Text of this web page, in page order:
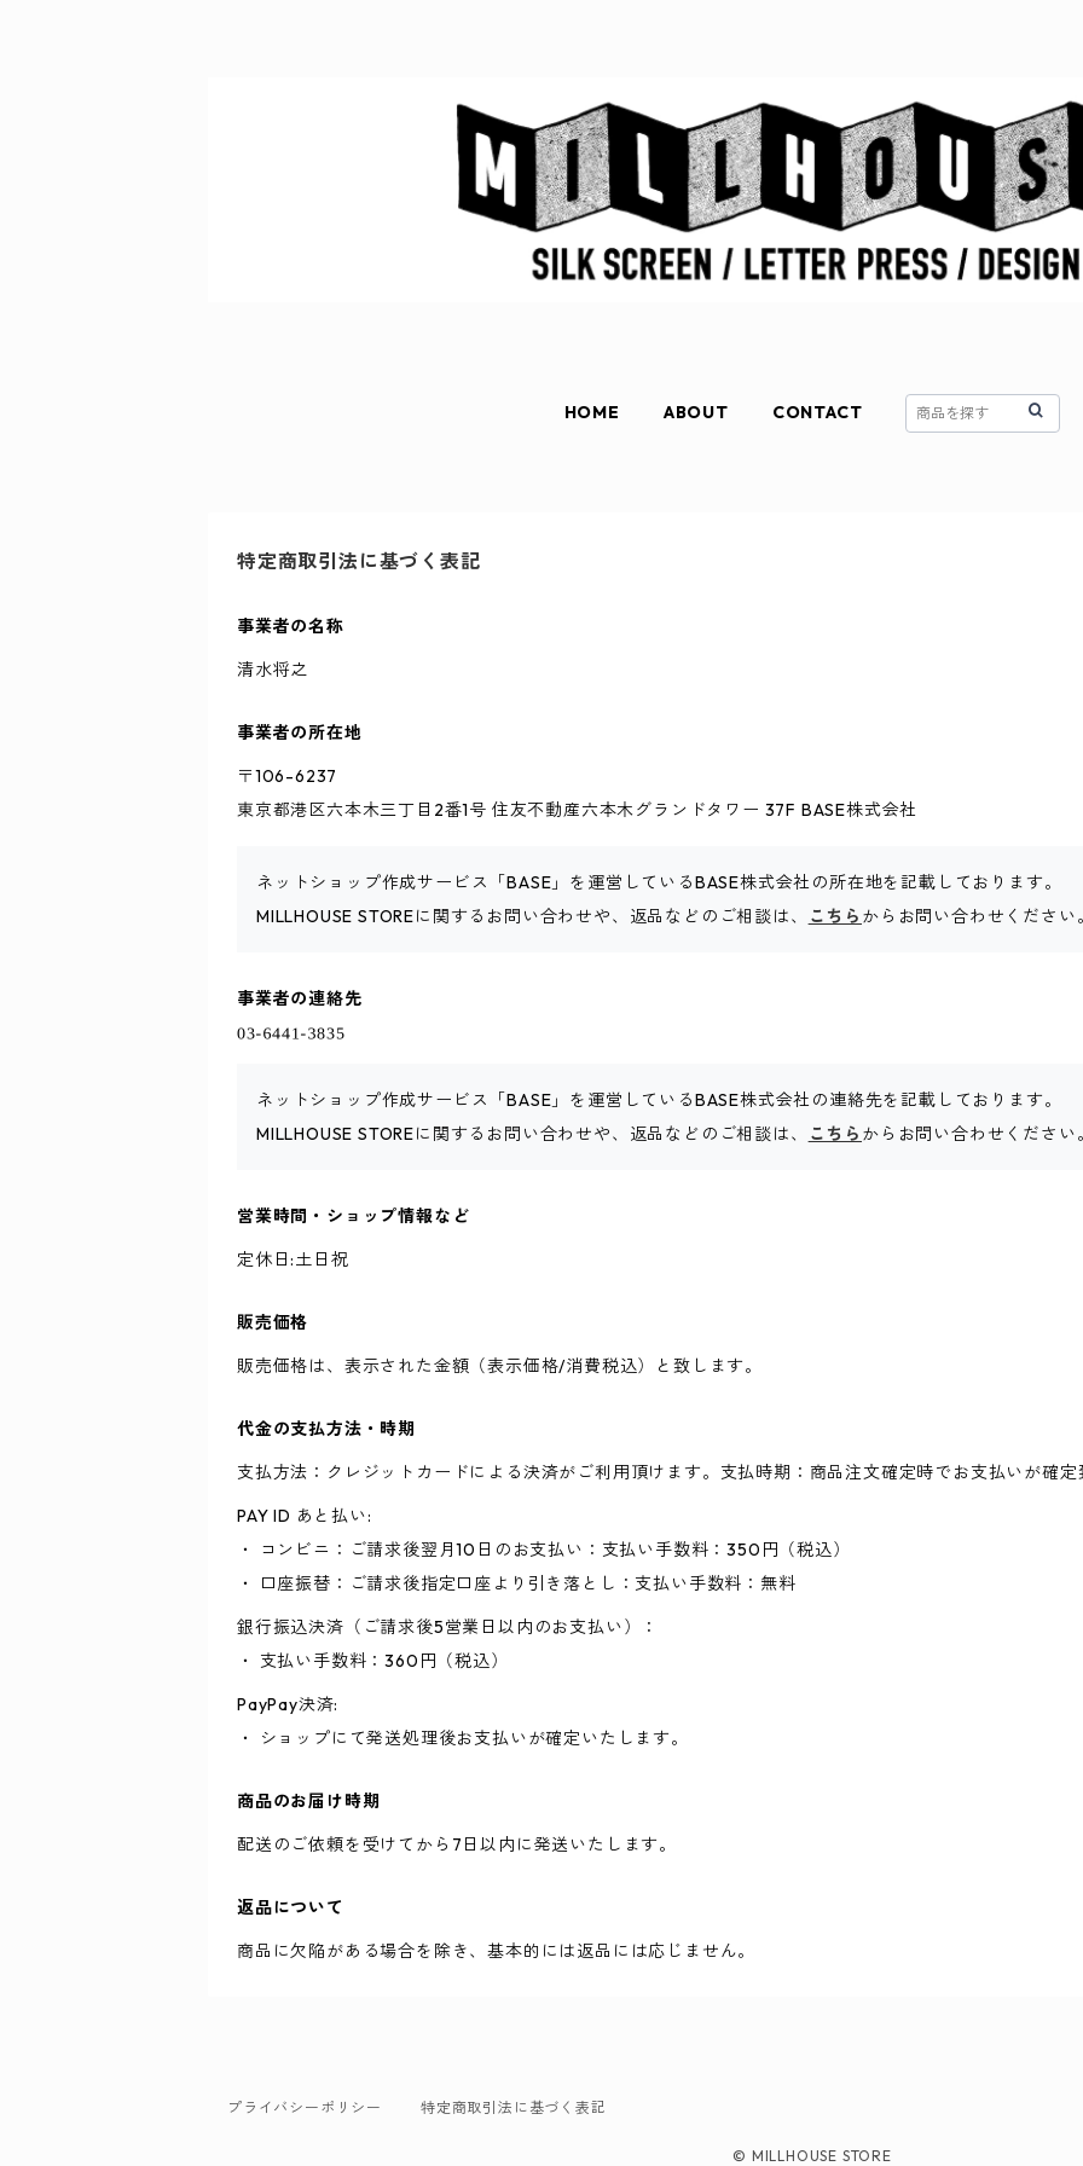
HOME ABOUT CONTACT
特定商取引法に基づく表記
事業者の名称
清水将之
事業者の所在地
〒106-6237
東京都港区六本木三丁目2番1号 住友不動産六本木グランドタワー 37F BASE株式会社
ネットショップ作成サービス「BASE」を運営しているBASE株式会社の所在地を記載しております。
MILLHOUSE STOREに関するお問い合わせや、返品などのご相談は、
こちら からお問い合わせください
事業者の連絡先
ネットショップ作成サービス「BASE」を運営しているBASE株式会社の連絡先を記載しております。
MILLHOUSE STOREに関するお問い合わせや、返品などのご相談は、
こちら からお問い合わせください
営業時間・ショップ情報など
定休日:土日祝
販売価格
販売価格は、表示された金額（表示価格/消費税込）と致します。
代金の支払方法・時期
支払方法：クレジットカードによる決済がご利用頂けます。支払時期：商品注文確定時でお支払いが確
PAY ID あと払い:
・ コンビニ：ご請求後翌月10日のお支払い：支払い手数料：350円（税込）
・ 口座振替：ご請求後指定口座より引き落とし：支払い手数料：無料
銀行振込決済（ご請求後5営業日以内のお支払い）：
・ 支払い手数料：360円（税込）
PayPay決済:
・ ショップにて発送処理後お支払いが確定いたします。
商品のお届け時期
配送のご依頼を受けてから7日以内に発送いたします。
返品について
商品に欠陥がある場合を除き、基本的には返品には応じません。
プライバシーポリシー 特定商取引法に基づく表記
© MILLHOUSE STORE